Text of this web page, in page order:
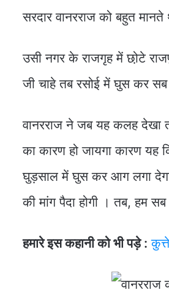
सरदार वानरराज को बहुत
उसी नगर के राजगृह में छो़टे
जी चाहे तब रसोई में घुस कर
वानरराज ने जब यह कलह देखा
का कारण हो जायगा कारण यह
घुड़साल में घुस कर आग लगा
की मांग पैदा होगी । तब, हम सब
हमारे इस कहानी को भी पड़े :